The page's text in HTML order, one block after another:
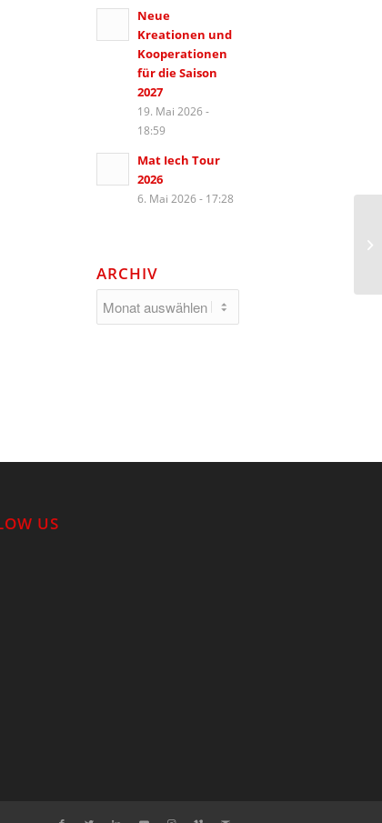
Neue
Kreationen und
Kooperationen
für die Saison
2027
19. Mai 2026 -
18:59
Mat Iech Tour
2026
6. Mai 2026 - 17:28
ARCHIV
US